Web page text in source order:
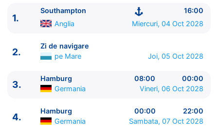
Princess Cruises
1.
Southampton
16:00
Anglia
Miercuri, 04 Oct 2028
2.
Zi de navigare
pe Mare
Joi, 05 Oct 2028
3.
Hamburg 08:00
00:00
Germania
Vineri, 06 Oct 2028
4.
Hamburg 00:00
22:00
Germania
Sambata, 07 Oct 2028